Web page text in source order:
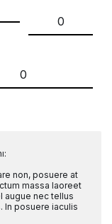
0
0
non, posuere at
massa laoreet
augue nec tellus
In posuere iaculis